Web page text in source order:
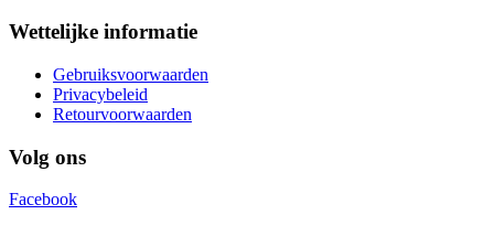
Wettelijke informatie
Gebruiksvoorwaarden
Privacybeleid
Retourvoorwaarden
Volg ons
Facebook